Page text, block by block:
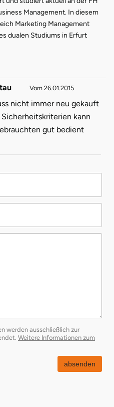
Management. In diesem
Marketing Management
dualen Studiums in Erfurt
Vom 26.01.2015
nicht immer neu gekauft
kann
gut bedient
werden ausschließlich zur
Weitere Informationen zum
absenden